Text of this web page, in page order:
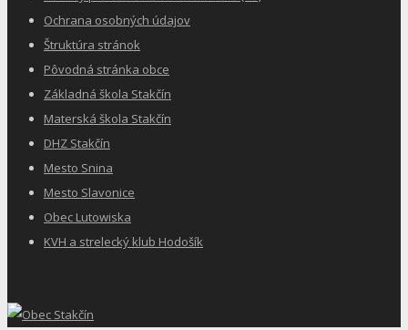
Ochrana osobných údajov
Štruktúra stránok
Pôvodná stránka obce
Základná škola Stakčín
Materská škola Stakčín
DHZ Stakčín
Mesto Snina
Mesto Slavonice
Obec Lutowiska
KVH a strelecký klub Hodošík